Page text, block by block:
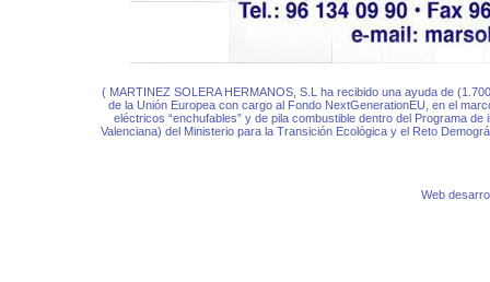
( MARTINEZ SOLERA HERMANOS, S.L ha recibido una ayuda de
de la Unión Europea con cargo al Fondo NextGenerationEU, en el
eléctricos “enchufables” y de pila combustible dentro del Programa
Valenciana) del Ministerio para la Transición Ecológica y el Reto
Web